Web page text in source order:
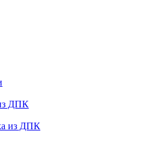
ДПК
из ДПК